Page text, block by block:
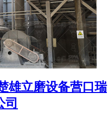
雄立磨设备营口瑞